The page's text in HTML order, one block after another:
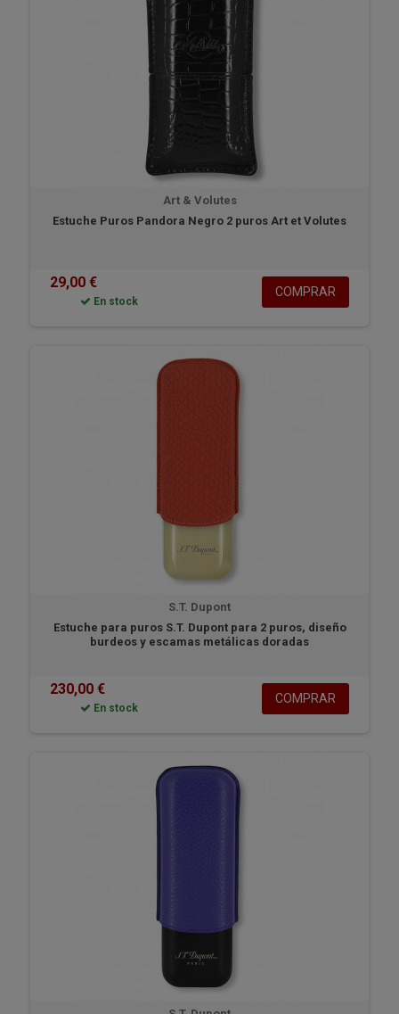
Art & Volutes
Estuche Puros Pandora Negro 2 puros Art et Volutes
29,00 €
En stock
COMPRAR
S.T. Dupont
Estuche para puros S.T. Dupont para 2 puros, diseño
burdeos y escamas metálicas doradas
230,00 €
En stock
COMPRAR